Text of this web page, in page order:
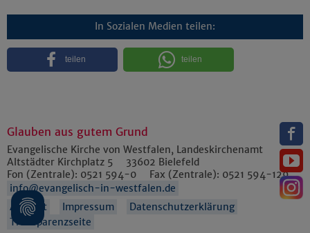
In Sozialen Medien teilen:
teilen teilen
Glauben aus gutem Grund
Evangelische Kirche von Westfalen, Landeskirchenamt
Altstädter Kirchplatz 5
33602 Bielefeld
Fon (Zentrale): 0521 594-0 Fax (Zentrale): 0521 594-129
info@evangelisch-in-westfalen.de
Anfahrt
Impressum
Datenschutzerklärung
Transparenzseite